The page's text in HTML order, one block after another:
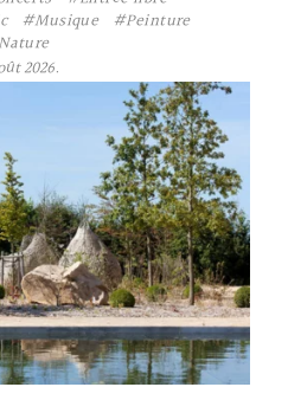
#Musique
#Peinture
2026.